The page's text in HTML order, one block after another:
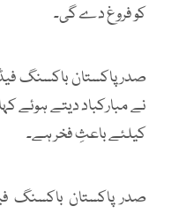
کو فروغ دے گی۔
صدر پاکستان باکسنگ
نے مبارکباد دیتے ہوئے
کیلئے باعثِ فخر ہے۔
صدر پاکستان باکسنگ